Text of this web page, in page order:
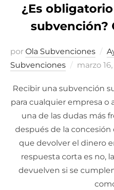
¿Es
subvención?
por Ola Subvenciones
Subvenciones
marzo
Recibir una subvención
para cualquier empresa o
una de las dudas más
después de la
que devolver el dinero
respuesta corta es no,
devuelven si se